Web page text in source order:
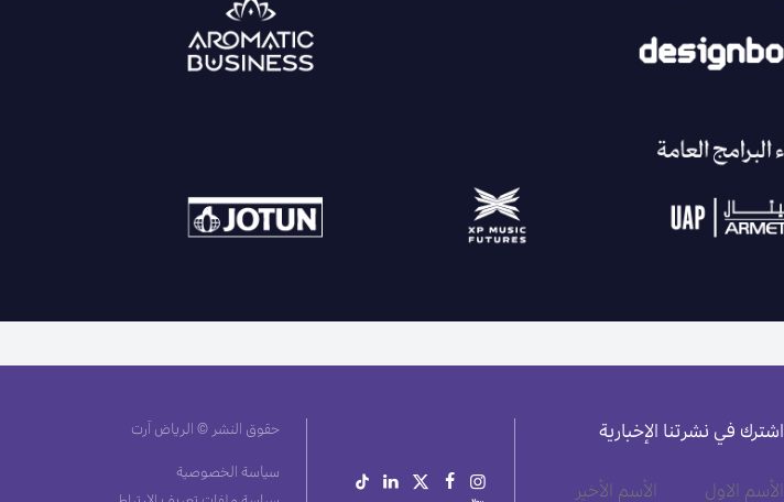
اشترك في نشرتنا الإخبارية حقوق النشر © الرياض آرت
سياسة الخصوصية